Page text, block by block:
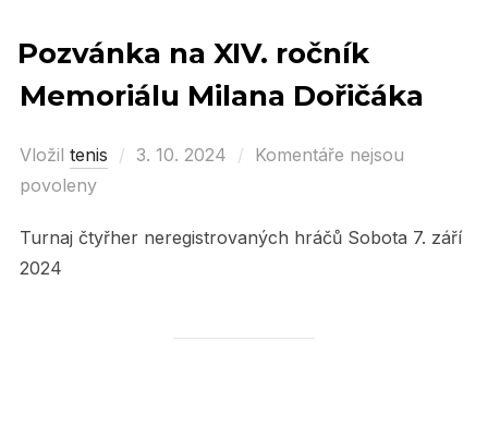
Pozvánka na XIV. ročník
Memoriálu Milana Dořičáka
Vložil tenis
Posted
3. 10. 2024
Komentáře nejsou
povoleny
Turnaj čtyřher neregistrovaných hráčů Sobota 7. září
2024